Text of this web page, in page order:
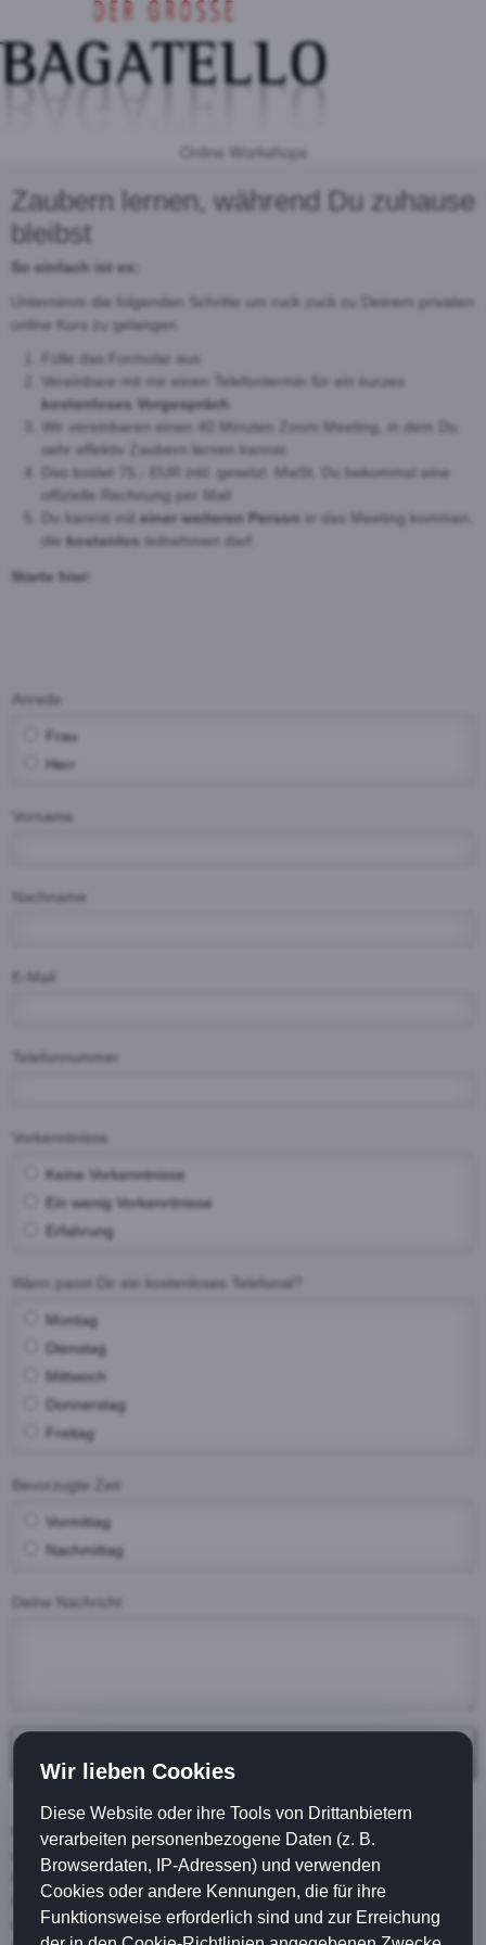
Online Workshops
Zaubern lernen, während Du zuhause
bleibst
So einfach ist es:
Unternimm die folgenden Schritte um ruck zuck zu Deinem privaten
online Kurs zu gelangen.
Fülle das Formular aus
Vereinbare mit mir einen Telefontermin für ein kurzes
kostenloses Vorgespräch
Wir vereinbaren einen 40 Minuten Zoom Meeting, in dem Du
sehr effektiv Zaubern lernen kannst.
Das kostet 75,- EUR inkl. gesetzl. MwSt. Du bekommst eine
offizielle Rechnung per Mail
Du kannst mit einer weiteren Person in das Meeting kommen,
die kostenlos teilnehmen darf.
Starte hier:
Anrede
Frau
Herr
Vorname
Nachname
E-Mail
Telefonnummer
Vorkenntnisse
Keine Vorkenntnisse
Ein wenig Vorkenntnisse
Erfahrung
Wann passt Dir ein kostenloses Telefonat?
Montag
Dienstag
Mittwoch
Donnerstag
Freitag
Bevorzugte Zeit
Vormittag
Nachmittag
Deine Nachricht
Mit Klick auf“Kostenloses Telefonat anfordern” stimmen Sie zu,
dass Ihre Angaben aus dem Kontaktformular zur Bearbeitung Ihrer
Anfrage erhoben und verarbeitet werden und von
BAGATELLOfür weitere Angebote / Werbezwecke genutzt werden
dürfen. Hinweis: Sie können Ihre Einwilligung jederzeit für die
Wir lieben Cookies
Diese Website oder ihre Tools von Drittanbietern
verarbeiten personenbezogene Daten (z. B.
Browserdaten, IP-Adressen) und verwenden
Cookies oder andere Kennungen, die für ihre
Funktionsweise erforderlich sind und zur Erreichung